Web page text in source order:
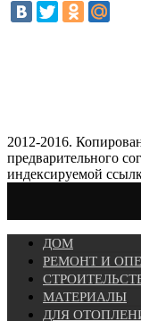
2012-2016.
предварительного
индексируемой
ДОМ
РЕМОНТ И
МАТЕРИАЛЫ
ДЛЯ